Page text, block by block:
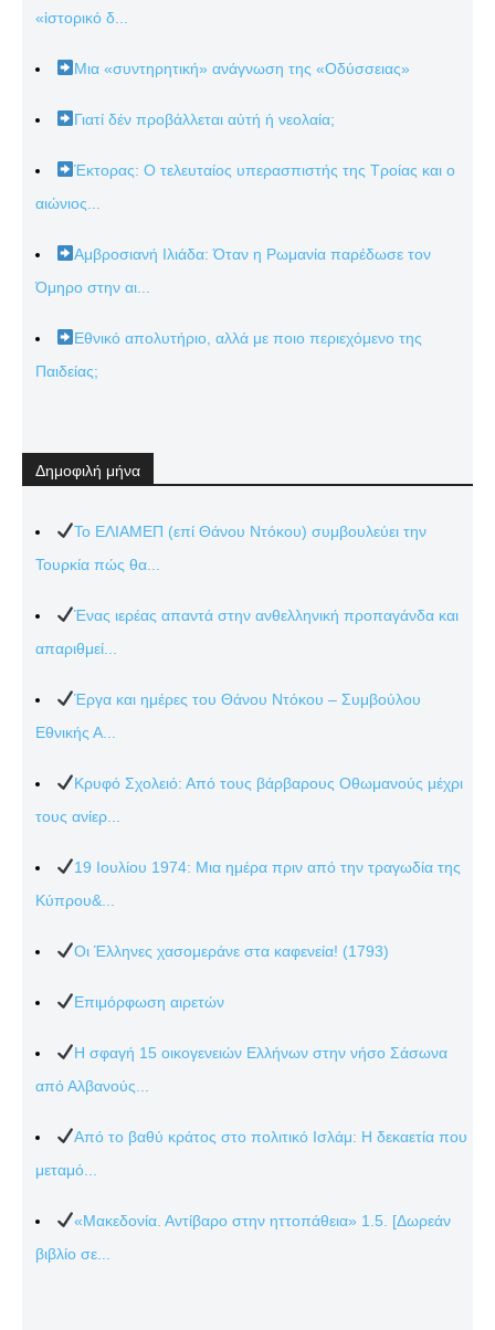
«ἱστορικό δ...
Μια «συντηρητική» ανάγνωση της «Οδύσσειας»
Γιατί δέν προβάλλεται αὐτή ἡ νεολαία;
Έκτορας: Ο τελευταίος υπερασπιστής της Τροίας και ο
αιώνιος...
Αμβροσιανή Ιλιάδα: Όταν η Ρωμανία παρέδωσε τον
Όμηρο στην αι...
Εθνικό απολυτήριο, αλλά με ποιο περιεχόμενο της
Παιδείας;
Δημοφιλή μήνα
Το ΕΛΙΑΜΕΠ (επί Θάνου Ντόκου) συμβουλεύει την
Τουρκία πώς θα...
Ένας ιερέας απαντά στην ανθελληνική προπαγάνδα και
απαριθμεί...
Έργα και ημέρες του Θάνου Ντόκου – Συμβούλου
Εθνικής Α...
Κρυφό Σχολειό: Από τους βάρβαρους Οθωμανούς μέχρι
τους ανίερ...
19 Ιουλίου 1974: Μια ημέρα πριν από την τραγωδία της
Κύπρου&...
Οι Έλληνες χασομεράνε στα καφενεία! (1793)
Επιμόρφωση αιρετών
Η σφαγή 15 οικογενειών Ελλήνων στην νήσο Σάσωνα
από Αλβανούς...
Από το βαθύ κράτος στο πολιτικό Ισλάμ: Η δεκαετία που
μεταμό...
«Μακεδονία. Αντίβαρο στην ηττοπάθεια» 1.5. [Δωρεάν
βιβλίο σε...